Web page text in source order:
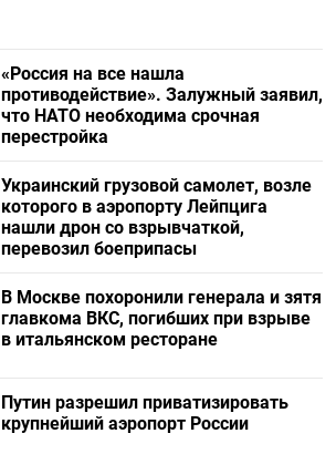
«Россия на все нашла
противодействие». Залужный заявил,
что НАТО необходима срочная
перестройка
Украинский грузовой самолет, возле
которого в аэропорту Лейпцига
нашли дрон со взрывчаткой,
перевозил боеприпасы
В Москве похоронили генерала и зятя
главкома ВКС, погибших при взрыве
в итальянском ресторане
Путин разрешил приватизировать
крупнейший аэропорт России